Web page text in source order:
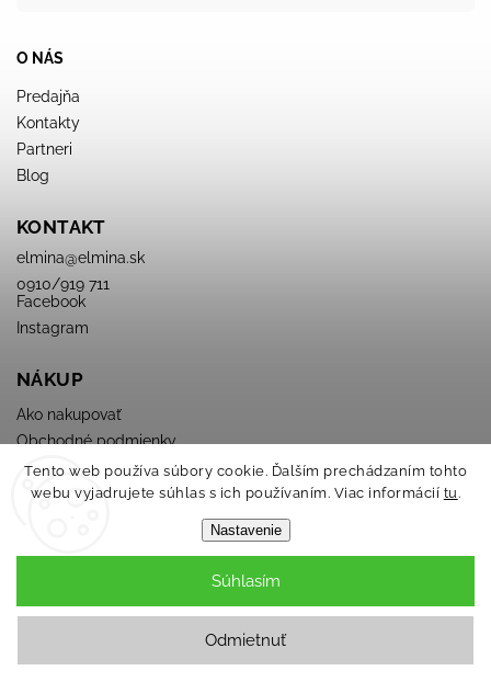
Tento web používa súbory cookie. Ďalším prechádzaním tohto
webu vyjadrujete súhlas s ich používaním. Viac informácií tu.
Nastavenie
Odmietnuť
Súhlasím
O NÁS
Predajňa
Kontakty
Partneri
Blog
KONTAKT
elmina@elmina.sk
0910/919 711
Facebook
Instagram
NÁKUP
Ako nakupovať
Obchodné podmienky
Podmienky ochrany osobných údajov
Copyright 2026ELMINA. Všetky práva vyhradené.